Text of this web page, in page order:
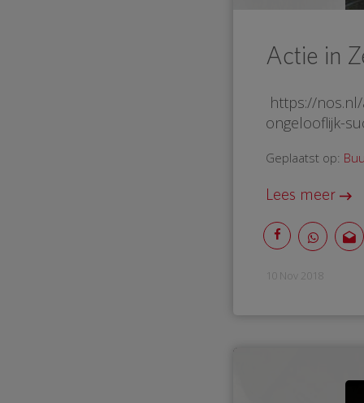
Actie in
https://
ongelooflijk-
Geplaatst op:
Lees meer
10 Nov 2018